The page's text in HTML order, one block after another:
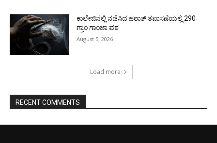
ಕಾಲೇಜಿನಲ್ಲಿ ನಡೆಸಿದ ಹಠಾತ್ ತಪಾಸಣೆಯಲ್ಲಿ 290
ಗ್ರಾಂ ಗಾಂಜಾ ವಶ
August 5, 2026
Load more
RECENT COMMENTS